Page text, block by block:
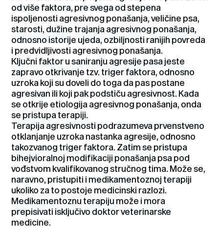
od više faktora, pre svega od stepena
ispoljenosti agresivnog ponašanja, veličine psa,
starosti, dužine trajanja agresivnog ponašanja,
odnosno istorije ujeda, ozbiljnosti ranijih povreda
i predvidljivosti agresivnog ponašanja.
Ključni faktor u saniranju agresije pasa jeste
zapravo otkrivanje tzv. triger faktora, odnosno
uzroka koji su doveli do toga da pas postane
agresivan ili koji pak podstiču agresivnost. Kada
se otkrije etiologija agresivnog ponašanja, onda
se pristupa terapiji.
Terapija agresivnosti podrazumeva prvenstveno
otklanjanje uzroka nastanka agresije, odnosno
takozvanog triger faktora. Zatim se pristupa
bihejvioralnoj modifikaciji ponašanja psa pod
vođstvom kvalifikovanog stručnog tima. Može se,
naravno, pristupiti i medikamentoznoj terapiji
ukoliko za to postoje medicinski razlozi.
Medikamentoznu terapiju može i mora
prepisivati isključivo doktor veterinarske
medicine.